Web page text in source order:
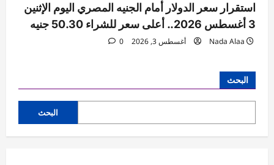
استقرار سعر الدولار أمام الجنيه المصري اليوم الإثنين
3 أغسطس 2026.. أعلى سعر للشراء 50.30 جنيه
Nada Alaa أغسطس 3, 2026 0
البحث
البحث